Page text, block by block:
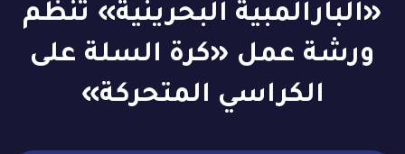
«البارالمبية البحرينية» تنظم
ورشة عمل «كرة السلة على
الكراسي المتحركة»